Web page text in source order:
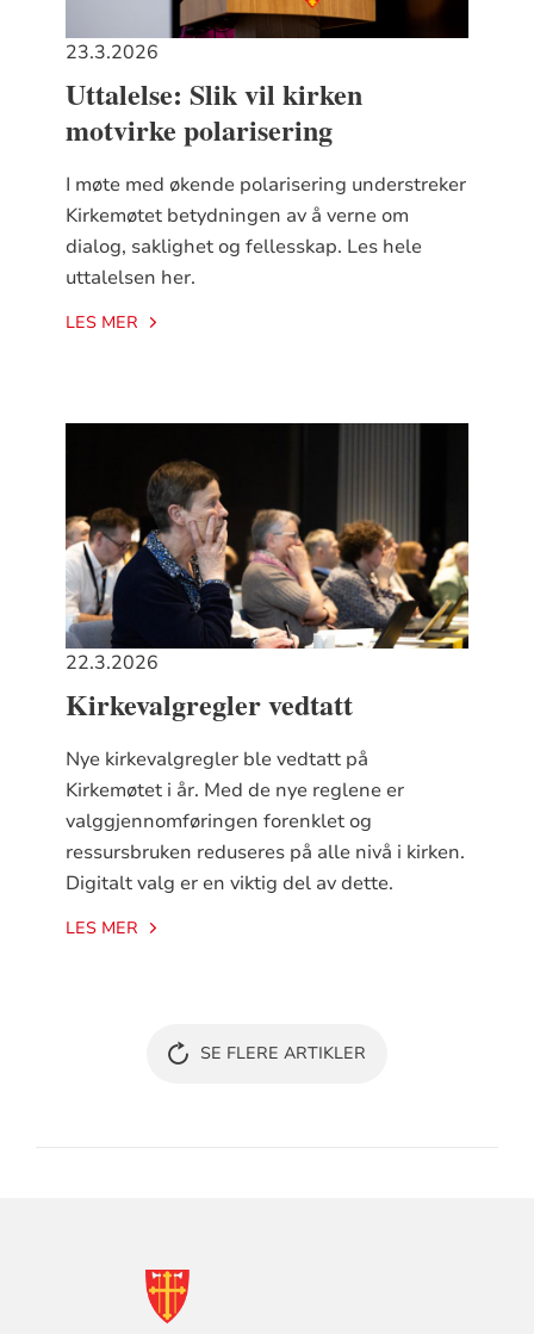
23.3.2026
Uttalelse: Slik vil kirken
motvirke polarisering
I møte med økende polarisering understreker
Kirkemøtet betydningen av å verne om
dialog, saklighet og fellesskap. Les hele
uttalelsen her.
LES MER
22.3.2026
Kirkevalgregler vedtatt
Nye kirkevalgregler ble vedtatt på
Kirkemøtet i år. Med de nye reglene er
valggjennomføringen forenklet og
ressursbruken reduseres på alle nivå i kirken.
Digitalt valg er en viktig del av dette.
LES MER
SE FLERE ARTIKLER